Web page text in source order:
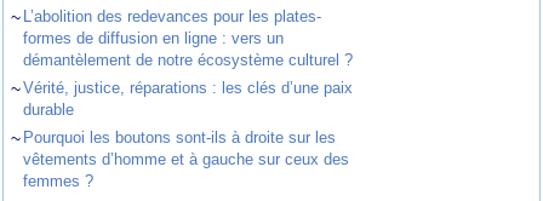
~ L’abolition des redevances pour les plates-
formes de diffusion en ligne : vers un
démantèlement de notre écosystème culturel ?
~Vérité, justice, réparations : les clés d’une paix
durable
~ Pourquoi les boutons sont-ils à droite sur les
vêtements d’homme et à gauche sur ceux des
femmes ?